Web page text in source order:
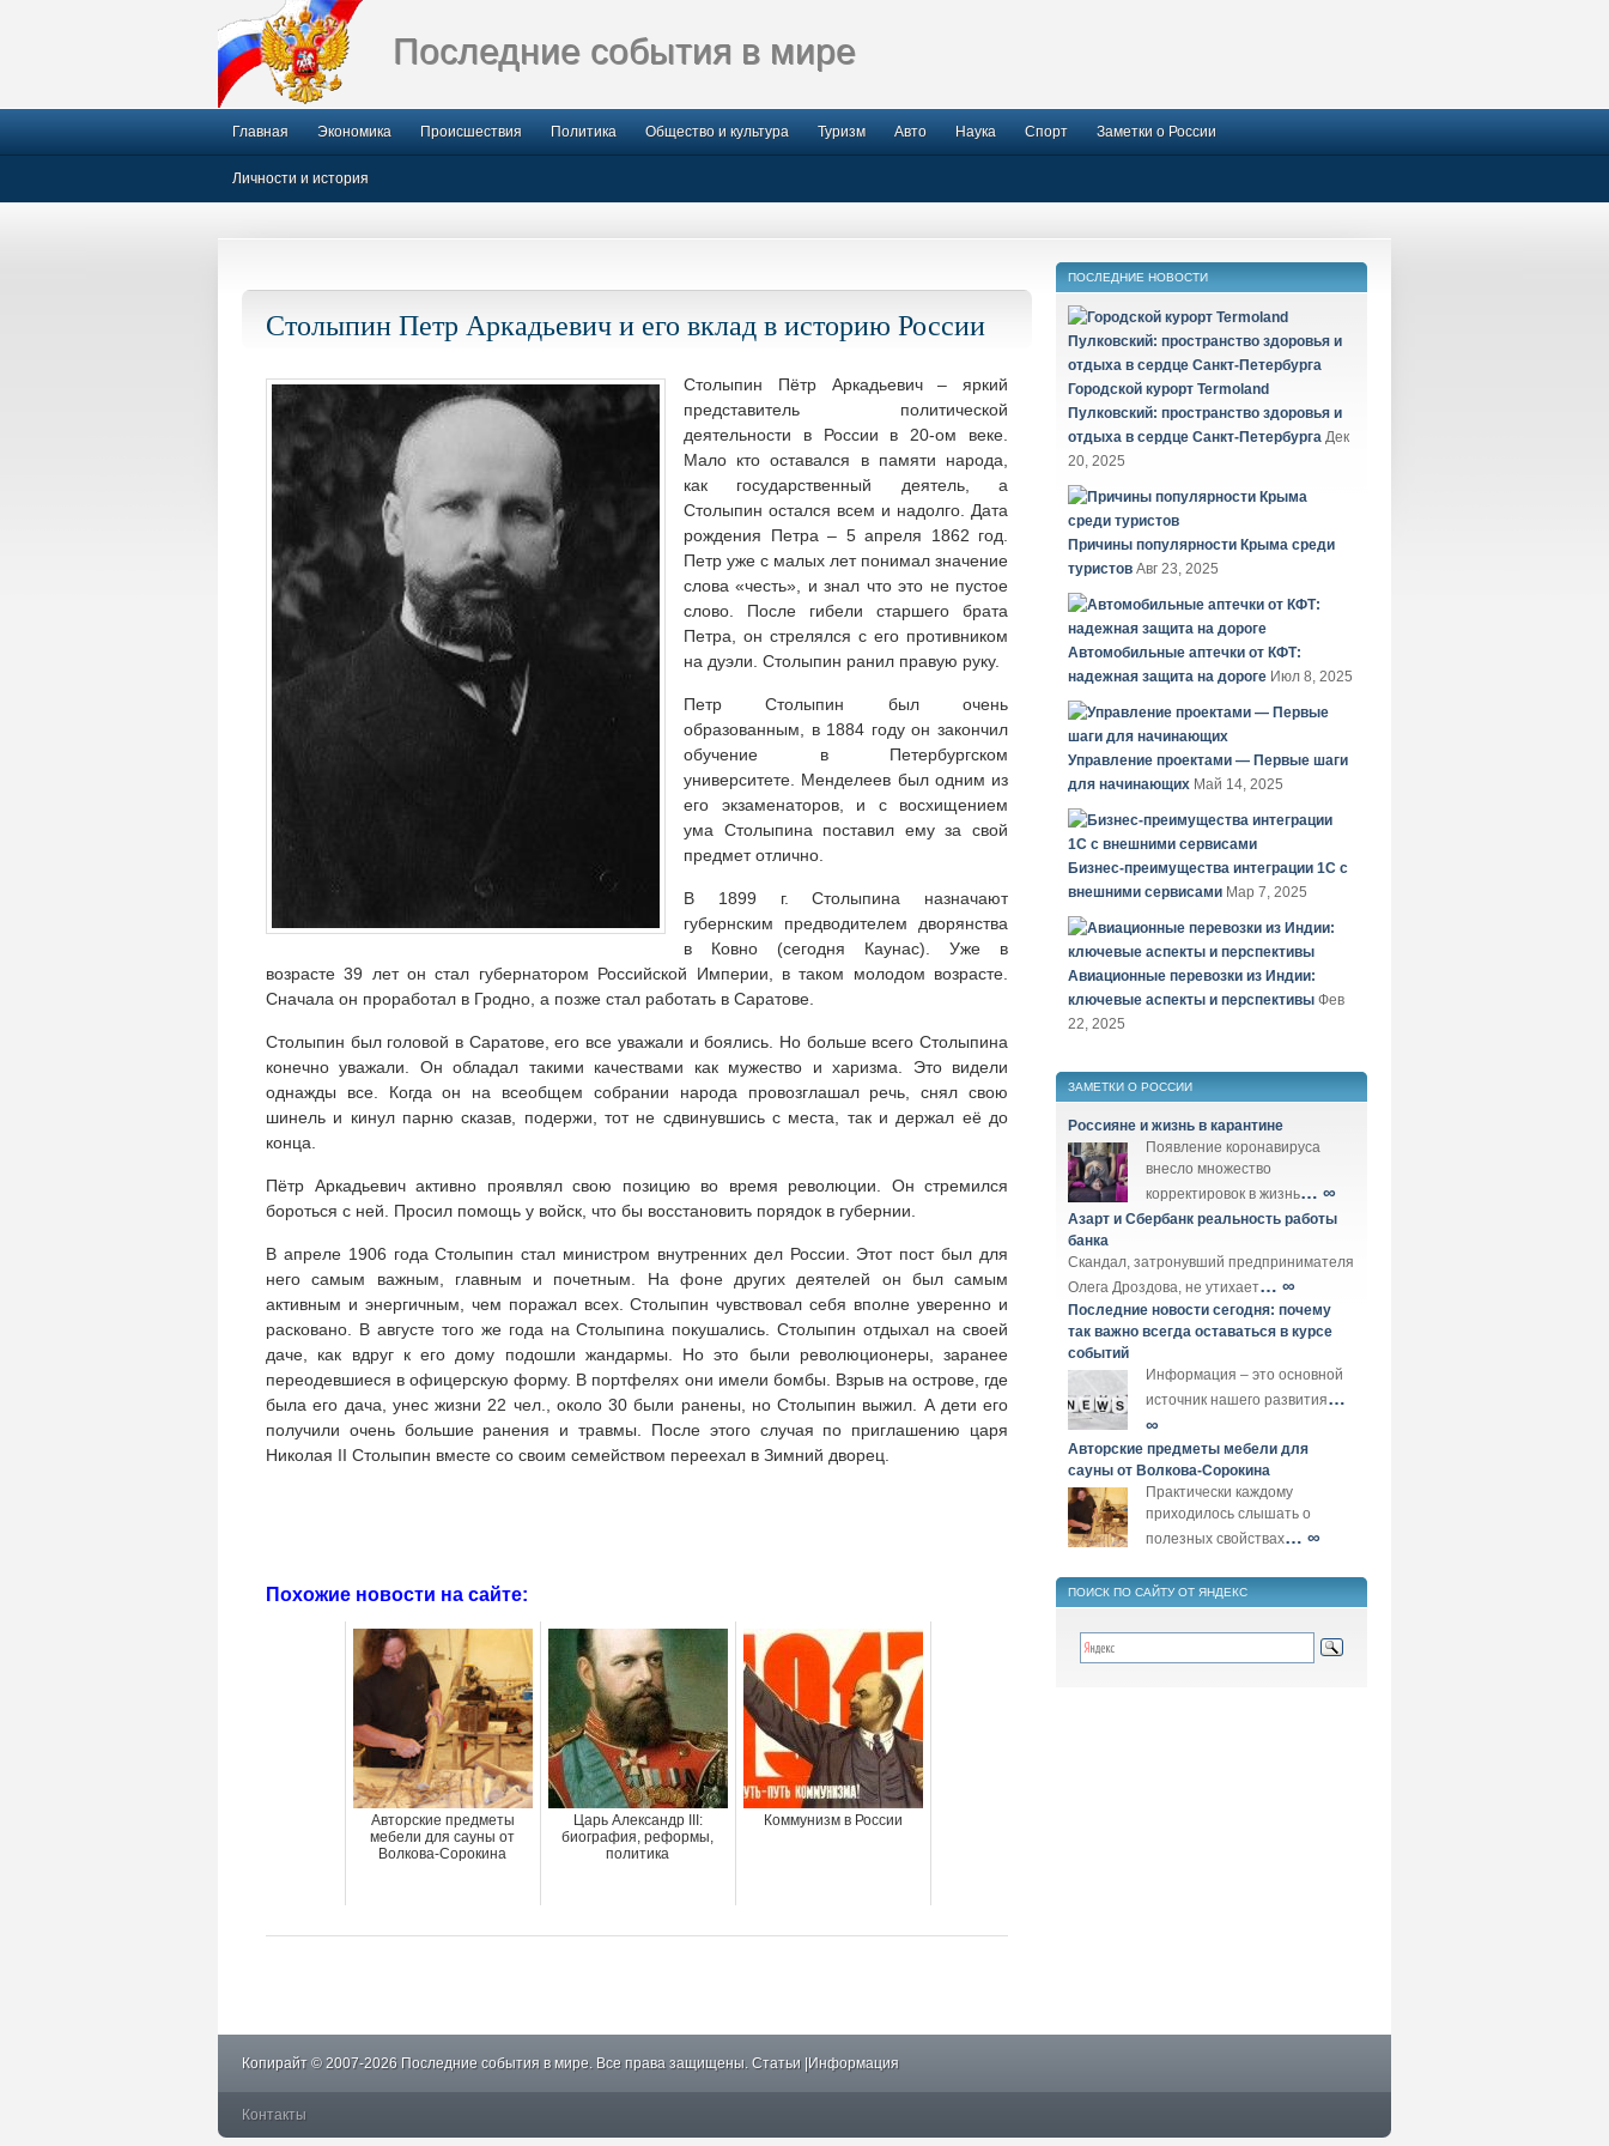
Последние события в мире
Главная Экономика Происшествия Политика Общество и культура Туризм Авто Наука Спорт Заметки о России
Личности и история
Столыпин Петр Аркадьевич и его вклад в историю России
Столыпин Пётр Аркадьевич – яркий
представитель политической
деятельности в России в 20-ом веке.
Мало кто оставался в памяти народа,
как государственный деятель, а
Столыпин остался всем и надолго. Дата
рождения Петра – 5 апреля 1862 год.
Петр уже с малых лет понимал значение
слова «честь», и знал что это не пустое
слово. После гибели старшего брата
Петра, он стрелялся с его противником
на дуэли. Столыпин ранил правую руку.
Петр Столыпин был очень
образованным, в 1884 году он закончил
обучение в Петербургском
университете. Менделеев был одним из
его экзаменаторов, и с восхищением
ума Столыпина поставил ему за свой
предмет отлично.
В 1899 г. Столыпина назначают
губернским предводителем дворянства
в Ковно (сегодня Каунас). Уже в
возрасте 39 лет он стал губернатором Российской Империи, в таком молодом возрасте.
Сначала он проработал в Гродно, а позже стал работать в Саратове.
Столыпин был головой в Саратове, его все уважали и боялись. Но больше всего Столыпина
конечно уважали. Он обладал такими качествами как мужество и харизма. Это видели
однажды все. Когда он на всеобщем собрании народа провозглашал речь, снял свою
шинель и кинул парню сказав, подержи, тот не сдвинувшись с места, так и держал её до
конца.
Пётр Аркадьевич активно проявлял свою позицию во время революции. Он стремился
бороться с ней. Просил помощь у войск, что бы восстановить порядок в губернии.
В апреле 1906 года Столыпин стал министром внутренних дел России. Этот пост был для
него самым важным, главным и почетным. На фоне других деятелей он был самым
активным и энергичным, чем поражал всех. Столыпин чувствовал себя вполне уверенно и
расковано. В августе того же года на Столыпина покушались. Столыпин отдыхал на своей
даче, как вдруг к его дому подошли жандармы. Но это были революционеры, заранее
переодевшиеся в офицерскую форму. В портфелях они имели бомбы. Взрыв на острове, где
была его дача, унес жизни 22 чел., около 30 были ранены, но Столыпин выжил. А дети его
получили очень большие ранения и травмы. После этого случая по приглашению царя
Николая II Столыпин вместе со своим семейством переехал в Зимний дворец.
Похожие новости на сайте:
Авторские предметы
мебели для сауны от
Волкова-Сорокина
Царь Александр III:
биография, реформы,
политика
Коммунизм в России
ПОСЛЕДНИЕ НОВОСТИ
Городской курорт Termoland
Пулковский: пространство здоровья и
отдыха в сердце Санкт-Петербурга Дек
20, 2025
Причины популярности Крыма среди
туристов Авг 23, 2025
Автомобильные аптечки от КФТ:
надежная защита на дороге Июл 8, 2025
Управление проектами — Первые шаги
для начинающих Май 14, 2025
Бизнес-преимущества интеграции 1С с
внешними сервисами Мар 7, 2025
Авиационные перевозки из Индии:
ключевые аспекты и перспективы Фев
22, 2025
ЗАМЕТКИ О РОССИИ
Россияне и жизнь в карантине
Появление коронавируса
внесло множество
корректировок в жизнь… ∞
Азарт и Сбербанк реальность работы
банка
Скандал, затронувший предпринимателя
Олега Дроздова, не утихает… ∞
Последние новости сегодня: почему
так важно всегда оставаться в курсе
событий
Информация – это основной
источник нашего развития…
∞
Авторские предметы мебели для
сауны от Волкова-Сорокина
Практически каждому
приходилось слышать о
полезных свойствах… ∞
ПОИСК ПО САЙТУ ОТ ЯНДЕКС
Копирайт © 2007-2026 Последние события в мире. Все права защищены. Статьи |Информация
Контакты